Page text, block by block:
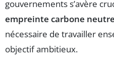
gouvernements s’avère
empreinte carbone neutre
nécessaire de travailler
objectif ambitieux.